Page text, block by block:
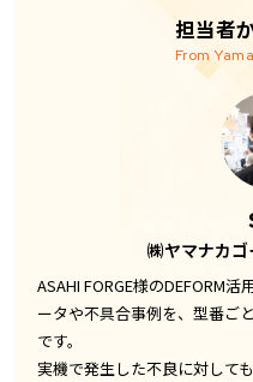
担当者
From
㈱ヤマナカ
ASAHI FORGE様のDEFORM
ータや不具合事例を、型番ご
です。
実機で発生した不良に対して